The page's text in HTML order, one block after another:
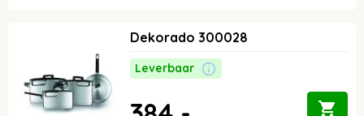
Dekorado 300028
Leverbaar